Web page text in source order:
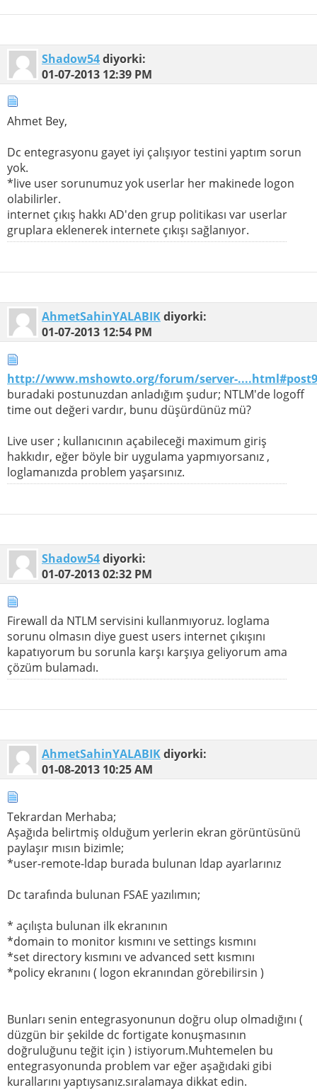
Shadow54diyorki:
01-07-2013 12:39 PM
Ahmet Bey,
Dc entegrasyonu gayet iyi çalışıyor testini yaptım sorun
yok.
*live user sorunumuz yok userlar her makinede logon
olabilirler.
internet çıkış hakkı AD'den grup politikası var userlar
gruplara eklenerek internete çıkışı sağlanıyor.
AhmetSahinYALABIKdiyorki:
01-07-2013 12:54 PM
http://www.mshowto.org/forum/server-
buradaki postunuzdan anladığım şudur; NTLM'de logoff
time out değeri vardır, bunu düşürdünüz mü?
Live user ; kullanıcının açabileceği maximum giriş
hakkıdır, eğer böyle bir uygulama yapmıyorsanız ,
loglamanızda problem yaşarsınız.
Shadow54diyorki:
01-07-201302:32 PM
Firewall da NTLM servisini kullanmıyoruz. loglama
sorunu olmasın diye guest users internet çıkışını
kapatıyorum bu sorunla karşı karşıya geliyorum ama
çözüm bulamadı.
AhmetSahinYALABIKdiyorki:
01-08-2013 10:25 AM
Tekrardan Merhaba;
Aşağıda belirtmiş olduğum yerlerin ekran görüntüsünü
paylaşır mısın bizimle;
*user-remote-ldap burada bulunan ldap ayarlarınız
Dc tarafında bulunan FSAE yazılımın;
* açılışta bulunan ilk ekranının
*domain to monitor kısmını ve settings kısmını
*set directory kısmını ve advanced sett kısmını
*policy ekranını ( logon ekranından görebilirsin )
Bunları senin entegrasyonunun doğru olup olmadığını (
düzgün bir şekilde dc fortigate konuşmasının
doğruluğunu teğit için ) istiyorum.Muhtemelen bu
entegrasyonunda problem var eğer aşağıdaki gibi
kurallarını yaptıysanız.sıralamaya dikkat edin.